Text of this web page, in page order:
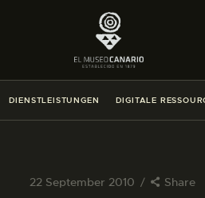
DIENSTLEISTUNGEN DIGITALE
22 September 2010 Share
RESSOURCEN